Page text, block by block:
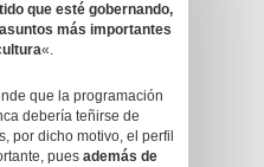
que esté gobernando,
más importantes
«.
que la programación
debería teñirse de
por dicho motivo, el perfil
pues además de